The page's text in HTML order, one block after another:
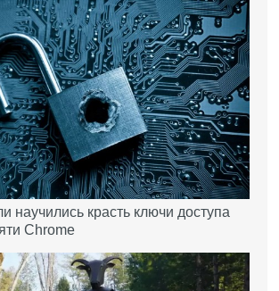
научились красть ключи доступа
Chrome